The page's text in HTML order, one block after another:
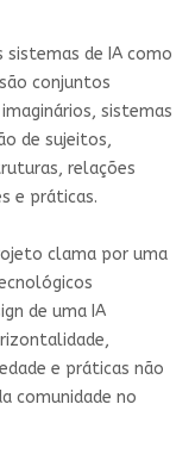
sistemas de IA como
conjuntos
sistemas
de sujeitos,
relações
e práticas.
clama por uma
de uma IA
e práticas não
comunidade no